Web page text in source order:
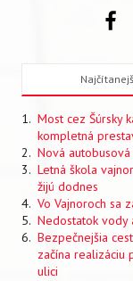
Most cez Šúrsky
kompletná
Nová
Letná škola
žijú dodnes
Vo Vajnoroch sa
Nedostatok
Bezpečnejšia
začína realizáciu
ulici